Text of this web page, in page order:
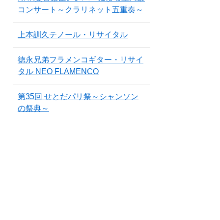
コンサート～クラリネット五重奏～
上本訓久テノール・リサイタル
徳永兄弟フラメンコギター・リサイ
タル NEO FLAMENCO
第35回 せとだパリ祭～シャンソン
の祭典～